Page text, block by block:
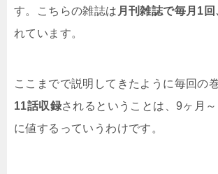
す。こちらの雑誌は 月刊雑誌で毎月1回
れています。
ここまでで説明してきたように毎回の
11話収録されるということは、9ヶ月
に値するっていうわけです。